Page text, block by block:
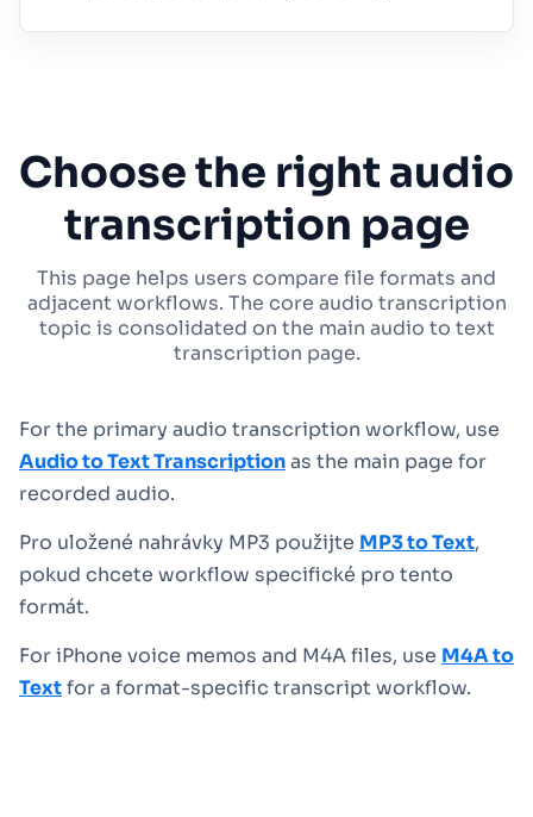
Choose the right audio
transcription page
This page helps users compare file formats and
adjacent workflows. The core audio transcription
topic is consolidated on the main audio to text
transcription page.
For the primary audio transcription workflow, use
Audio to Text Transcriptionas the main page for
recorded audio.
Pro uložené nahrávky MP3 použijte MP3 to Text,
pokud chcete workflow specifické pro tento
formát.
For iPhone voice memos and M4A files, use M4A to
Textfor a format-specific transcript workflow.